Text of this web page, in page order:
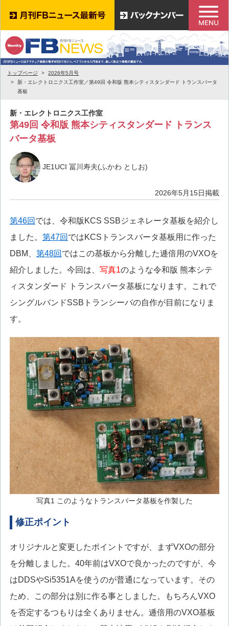
トップページ
2026年5月号
新・エレクトロニクス工作室／第49回 令和版 熊本シティスタンダード トランスバータ
基板
新・エレクトロニクス工作室
第49回 令和版 熊本シティスタンダード トランス
バータ基板
JE1UCI 冨川寿夫(ふかわ としお)
2026年5月15日掲載
第46回 では、令和版KCS SSBジェネレータ基板を紹介し
ました。 第47回 ではKCSトランスバータ基板用に作った
DBM、 第48回 ではこの基板から分離した逓倍用のVXOを
紹介しました。今回は、 写真1のような令和版 熊本シテ
ィスタンダード トランスバータ基板になります。これで
シングルバンドSSBトランシーバの自作が目前になりま
す。
写真1 このようなトランスバータ基板を作製した
修正ポイント
オリジナルと変更したポイントですが、まずVXOの部分
を分離しました。40年前はVXOで良かったのですが、今
はDDSやSi5351Aを使うのが普通になっています。その
ため、この部分は別に作る事としました。もちろんVXO
を否定するつもりは全くありません。逓倍用のVXO基板